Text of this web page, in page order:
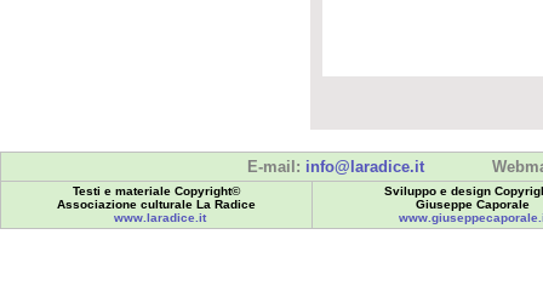
E-mail: info@laradice.it
Testi e materiale Copyright©
Associazione culturale La Radice
www.laradice.it
Sviluppo e design
Giuseppe Caporale